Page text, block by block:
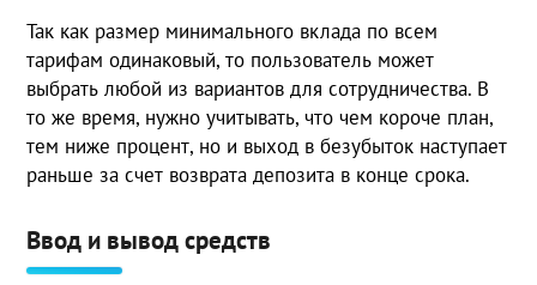
Так как размер минимального вклада по всем
тарифам одинаковый, то пользователь может
выбрать любой из вариантов для сотрудничества. В
то же время, нужно учитывать, что чем короче план,
тем ниже процент, но и выход в безубыток наступает
раньше за счет возврата депозита в конце срока.
Ввод и вывод средств